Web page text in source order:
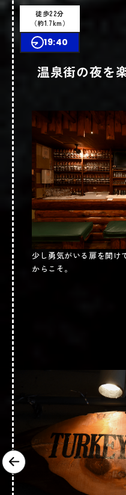
ショップ情報
おしゃべり酒
電話番号
0576-74-1172
場所
岐阜県下呂市湯之島
営業時間
18時～24時
定休日
温泉街の夜を
徒歩22分
（約1.7km）
19:40
少し勇気がいる扉を開け
からこそ。